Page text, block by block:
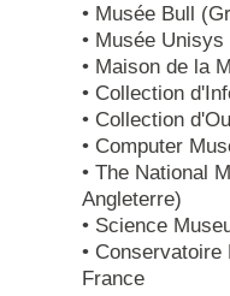
• Musée Bull
• Musée
• Maison de la
• Collection
• Collection
• Computer
• The National
Angleterre)
• Science
•
France